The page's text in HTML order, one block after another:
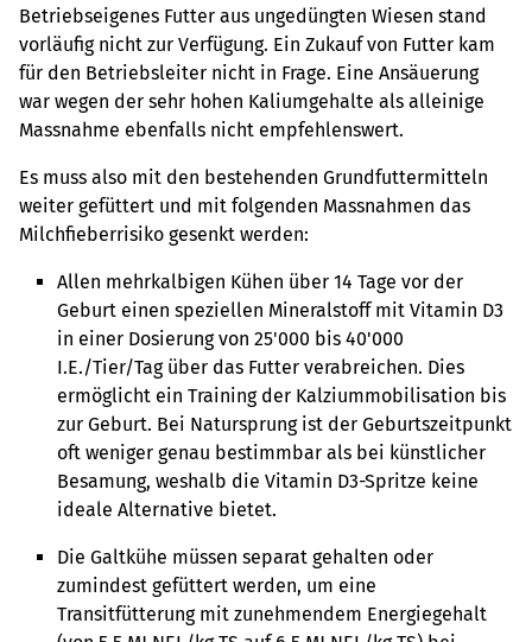
Betriebseigenes Futter aus ungedüngten Wiesen stand
vorläufig nicht zur Verfügung. Ein Zukauf von Futter kam
für den Betriebsleiter nicht in Frage. Eine Ansäuerung
war wegen der sehr hohen Kaliumgehalte als alleinige
Massnahme ebenfalls nicht empfehlenswert.
Es muss also mit den bestehenden Grundfuttermitteln
weiter gefüttert und mit folgenden Massnahmen das
Milchfieberrisiko gesenkt werden:
Allen mehrkalbigen Kühen über 14 Tage vor der
Geburt einen speziellen Mineralstoff mit Vitamin D3
in einer Dosierung von 25'000 bis 40'000
I.E./Tier/Tag über das Futter verabreichen. Dies
ermöglicht ein Training der Kalziummobilisation bis
zur Geburt. Bei Natursprung ist der Geburtszeitpunkt
oft weniger genau bestimmbar als bei künstlicher
Besamung, weshalb die Vitamin D3-Spritze keine
ideale Alternative bietet.
Die Galtkühe müssen separat gehalten oder
zumindest gefüttert werden, um eine
Transitfütterung mit zunehmendem Energiegehalt